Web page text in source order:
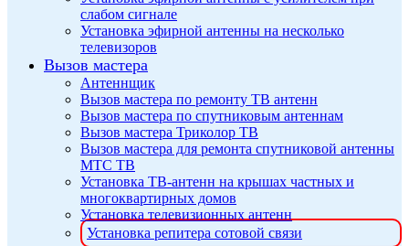
слабом сигнале
Установка эфирной антенны на несколько
телевизоров
Вызов мастера
Антеннщик
Вызов мастера по ремонту ТВ антенн
Вызов мастера по спутниковым антеннам
Вызов мастера Триколор ТВ
Вызов мастера для ремонта спутниковой антенны
МТС ТВ
Установка ТВ-антенн на крышах частных и
многоквартирных домов
Установка телевизионных антенн
Установка репитера сотовой связи